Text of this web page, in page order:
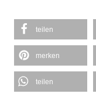
teilen
merken
teilen